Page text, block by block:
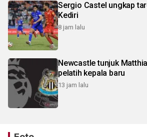
Sergio Castel ungkap
Kediri
8 jam lalu
Newcastle tunjuk
pelatih kepala baru
13 jam lalu